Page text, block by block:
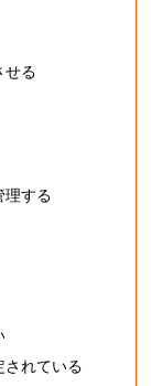
せる
理する
されている